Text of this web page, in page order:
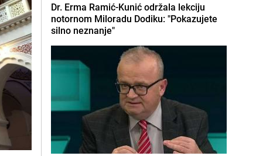
Dr. Erma Ramić-Kunić održala lekciju
notornom Miloradu Dodiku: "Pokazujete
silno neznanje"